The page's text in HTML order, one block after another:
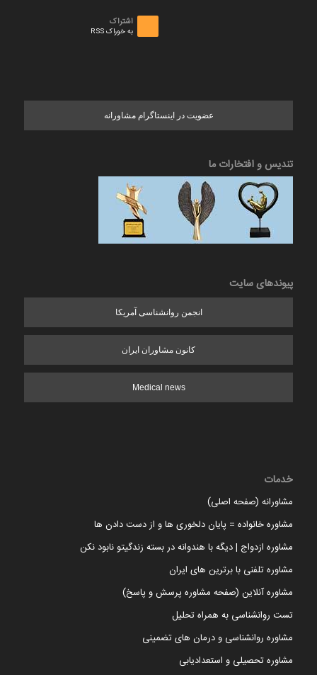
اشتراک
به خوراک RSS
عضویت در اینستاگرام مشاورانه
تندیس و افتخارات ما
پیوندهای سایت
انجمن روانشناسی آمریکا
کانون مشاوران ایران
Medical news
خدمات
مشاورانه (صفحه اصلی)
مشاوره خانواده = پایان دلخوری ها و از دست دادن ها
مشاوره ازدواج | دیگه با هندوانه در بسته زندگیتو نابود نکن
مشاوره تلفنی با برترین های ایران
مشاوره آنلاین (صفحه مشاوره پرسش و پاسخ)
تست روانشناسی به همراه تحلیل
مشاوره روانشناسی و درمان های تضمینی
مشاوره تحصیلی و استعدادیابی